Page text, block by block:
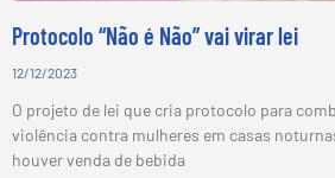
Protocolo “Não é Não” vai virar lei
12/12/2023
O projeto de lei que cria protocolo para
violência contra mulheres em casas
houver venda de bebida